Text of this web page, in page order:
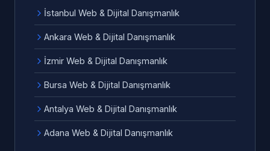
İstanbul Web & Dijital Danışmanlık
Ankara Web & Dijital Danışmanlık
İzmir Web & Dijital Danışmanlık
Bursa Web & Dijital Danışmanlık
Antalya Web & Dijital Danışmanlık
Adana Web & Dijital Danışmanlık